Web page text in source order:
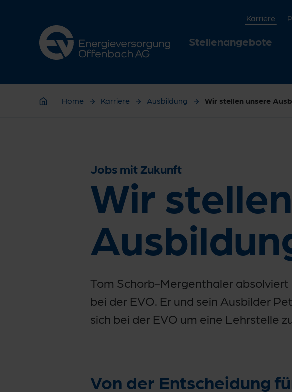
Karriere
Stellenangebote
Home Karriere Ausbildung Wir stellen unsere
Jobs mit Zukunft
Wir
Tom Schorb-Mergenthaler
bei der EVO. Er und sein Ausbilder
sich bei der EVO um eine Lehrstelle
Von der Entscheidung